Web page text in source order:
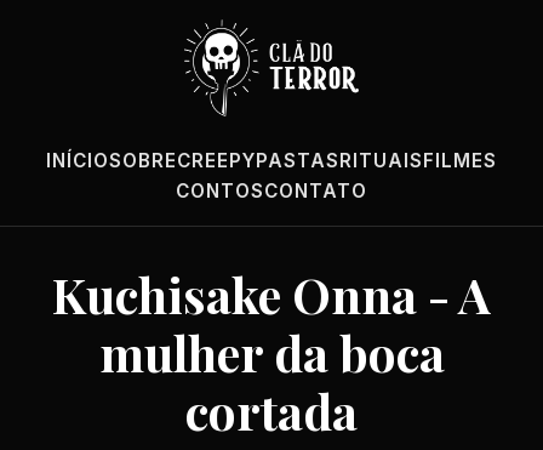
INÍCIOSOBRECREEPYPASTASRITUAISFILMES
CONTOSCONTATO
Kuchisake Onna - A
mulher da boca
cortada